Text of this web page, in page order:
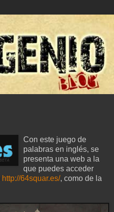
Con este juego de
palabras en inglés, se
presenta una web a la
que puedes acceder
http://64squar.es/, como de la